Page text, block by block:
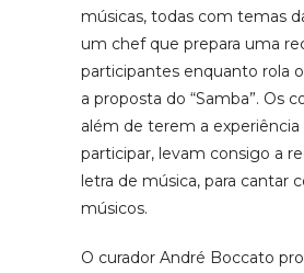
músicas, todas com temas
um chef que prepara uma
participantes enquanto rola
a proposta do “Samba”. Os
além de terem a
participar, levam consigo a
letra de música, para cantar
músicos.
O curador André Boccato